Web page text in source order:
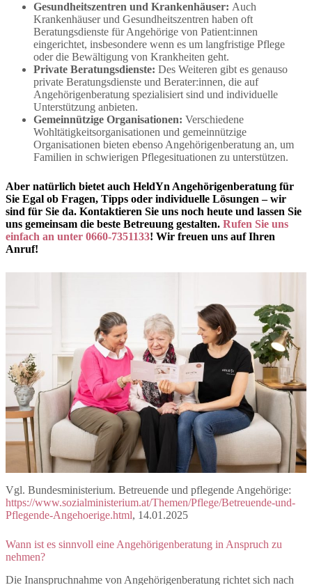
Gesundheitszentren und Krankenhäuser: Auch
Krankenhäuser und Gesundheitszentren haben oft
Beratungsdienste für Angehörige von Patient:innen
eingerichtet, insbesondere wenn es um langfristige Pflege
oder die Bewältigung von Krankheiten geht.
Private Beratungsdienste: Des Weiteren gibt es genauso
private Beratungsdienste und Berater:innen, die auf
Angehörigenberatung spezialisiert sind und individuelle
Unterstützung anbieten.
Gemeinnützige Organisationen: Verschiedene
Wohltätigkeitsorganisationen und gemeinnützige
Organisationen bieten ebenso Angehörigenberatung an, um
Familien in schwierigen Pflegesituationen zu unterstützen.
Aber natürlich bietet auch HeldYn Angehörigenberatung für
Sie Egal ob Fragen, Tipps oder individuelle Lösungen – wir
sind für Sie da. Kontaktieren Sie uns noch heute und lassen Sie
uns gemeinsam die beste Betreuung gestalten. Rufen Sie uns
einfach an unter 0660-7351133! Wir freuen uns auf Ihren
Anruf!
Vgl. Bundesministerium. Betreuende und pflegende Angehörige:
https://www.sozialministerium.at/Themen/Pflege/Betreuende-und-
Pflegende-Angehoerige.html, 14.01.2025
Wann ist es sinnvoll eine Angehörigenberatung in Anspruch zu
nehmen?
Die Inanspruchnahme von Angehörigenberatung richtet sich nach